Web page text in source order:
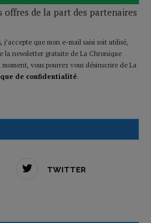
offres de la part des partenaires
que mon e-mail saisi soit utilisé,
la newsletter gratuite de La Chronique
vous pourrez vous désinscrire de La
de confidentialité.
TWITTER